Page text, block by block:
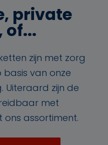
private
of...
zijn met zorg
van onze
Uiteraard zijn de
met
ons assortiment.